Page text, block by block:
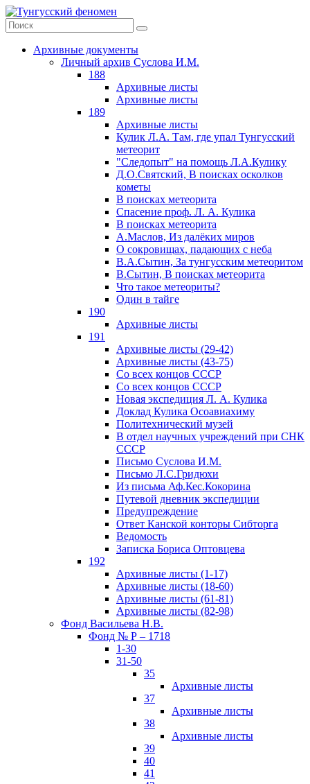
Архивные документы
Личный архив Суслова И.М.
188
Архивные листы
Архивные листы
189
Архивные листы
Кулик Л.А. Там, где упал Тунгусский
метеорит
"Следопыт" на помощь Л.А.Кулику
Д.О.Святский, В поисках осколков
кометы
В поисках метеорита
Спасение проф. Л. А. Кулика
В поисках метеорита
А.Маслов, Из далёких миров
О сокровищах, падающих с неба
В.А.Сытин, За тунгусским метеоритом
В.Сытин, В поисках метеорита
Что такое метеориты?
Один в тайге
190
Архивные листы
191
Архивные листы (29-42)
Архивные листы (43-75)
Со всех концов СССР
Со всех концов СССР
Новая экспедиция Л. А. Кулика
Доклад Кулика Осоавиахиму
Политехнический музей
В отдел научных учреждений при СНК
СССР
Письмо Суслова И.М.
Письмо Л.С.Гридюхи
Из письма Аф.Кес.Кокорина
Путевой дневник экспедиции
Предупреждение
Ответ Канской конторы Сибторга
Ведомость
Записка Бориса Оптовцева
192
Архивные листы (1-17)
Архивные листы (18-60)
Архивные листы (61-81)
Архивные листы (82-98)
Фонд Васильева Н.В.
Фонд № Р – 1718
1-30
31-50
35
Архивные листы
37
Архивные листы
38
Архивные листы
39
40
41